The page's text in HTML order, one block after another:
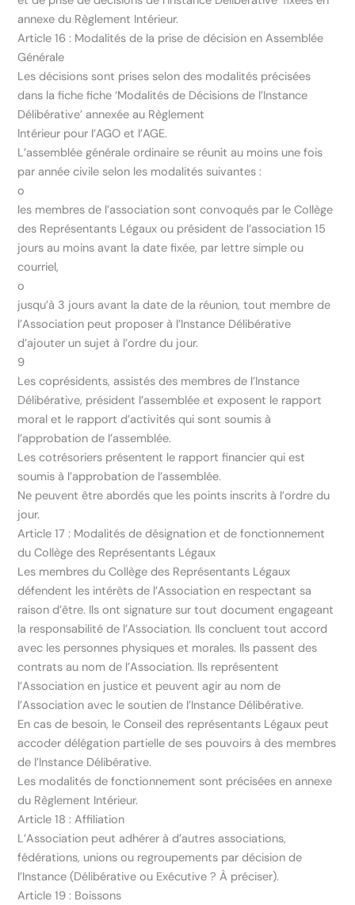
annexe du Règlement Intérieur.
Article 16 : Modalités de la prise de décision en Assemblée
Générale
Les décisions sont prises selon des modalités précisées
dans la fiche fiche ‘Modalités de Décisions de l’Instance
Délibérative’ annexée au Règlement
Intérieur pour l’AGO et l’AGE.
L’assemblée générale ordinaire se réunit au moins une fois
par année civile selon les modalités suivantes :
o
les membres de l’association sont convoqués par le Collège
des Représentants Légaux ou président de l’association 15
jours au moins avant la date fixée, par lettre simple ou
courriel,
o
jusqu’à 3 jours avant la date de la réunion, tout membre de
l’Association peut proposer à l’Instance Délibérative
d’ajouter un sujet à l’ordre du jour.
9
Les coprésidents, assistés des membres de l’Instance
Délibérative, président l’assemblée et exposent le rapport
moral et le rapport d’activités qui sont soumis à
l’approbation de l’assemblée.
Les cotrésoriers présentent le rapport financier qui est
soumis à l’approbation de l’assemblée.
Ne peuvent être abordés que les points inscrits à l’ordre du
jour.
Article 17 : Modalités de désignation et de fonctionnement
du Collège des Représentants Légaux
Les membres du Collège des Représentants Légaux
défendent les intérêts de l’Association en respectant sa
raison d’être. Ils ont signature sur tout document engageant
la responsabilité de l’Association. Ils concluent tout accord
avec les personnes physiques et morales. Ils passent des
contrats au nom de l’Association. Ils représentent
l’Association en justice et peuvent agir au nom de
l’Association avec le soutien de l’Instance Délibérative.
En cas de besoin, le Conseil des représentants Légaux peut
accoder délégation partielle de ses pouvoirs à des membres
de l’Instance Délibérative.
Les modalités de fonctionnement sont précisées en annexe
du Règlement Intérieur.
Article 18 : Affiliation
L’Association peut adhérer à d’autres associations,
fédérations, unions ou regroupements par décision de
l’Instance (Délibérative ou Exécutive ? À préciser).
Article 19 : Boissons